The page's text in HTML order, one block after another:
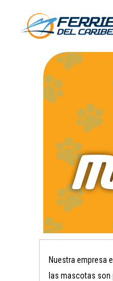
Nuestra empresa
las mascotas son